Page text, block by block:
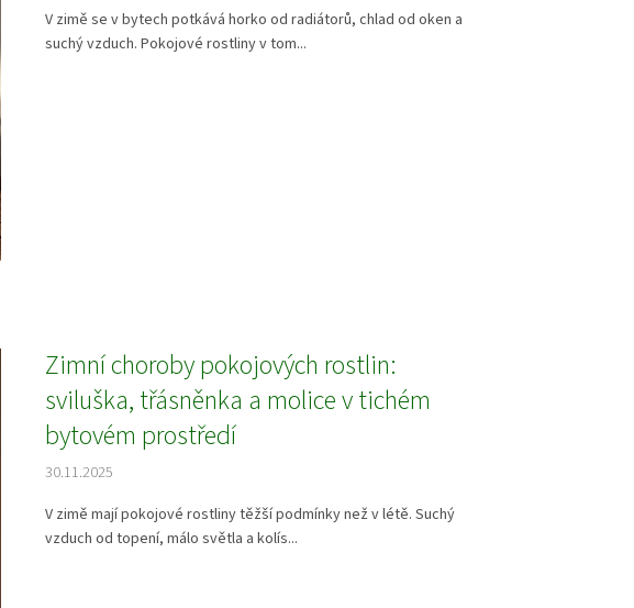
V zimě se v bytech potkává horko od radiátorů, chlad od oken a
suchý vzduch. Pokojové rostliny v tom...
Zimní choroby pokojových rostlin:
sviluška, třásněnka a molice v tichém
bytovém prostředí
30.11.2025
V zimě mají pokojové rostliny těžší podmínky než v létě. Suchý
vzduch od topení, málo světla a kolís...